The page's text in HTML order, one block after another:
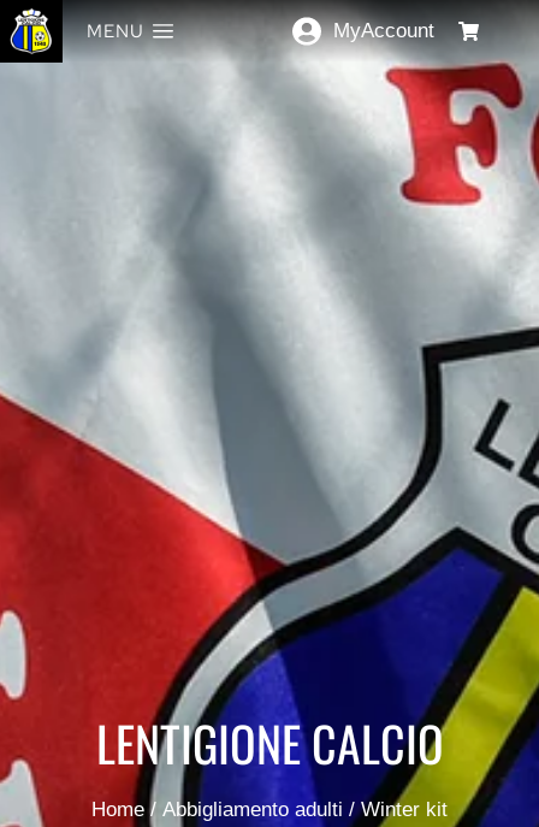
MENU MyAccount
LENTIGIONE CALCIO
Home / Abbigliamento adulti / Winter kit